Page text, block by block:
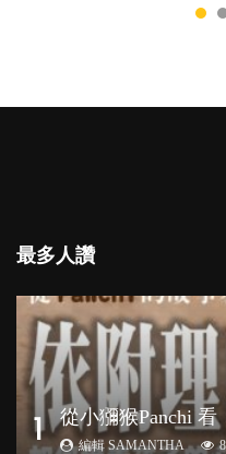
最多人讚
1 編輯 SAMANTHA